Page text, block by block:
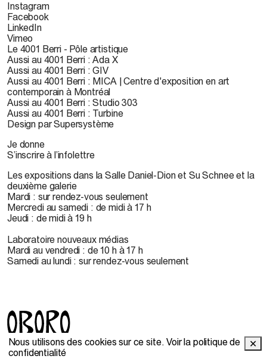
Instagram
Facebook
LinkedIn
Vimeo
Le 4001 Berri - Pôle artistique
Aussi au 4001 Berri : Ada X
Aussi au 4001 Berri : GIV
Aussi au 4001 Berri : MICA | Centre d'exposition en art
contemporain à Montréal
Aussi au 4001 Berri : Studio 303
Aussi au 4001 Berri : Turbine
Design par Supersystème
Je donne
S’inscrire à l’infolettre
Les expositions dans la Salle Daniel-Dion et Su Schnee et la
deuxième galerie
Mardi : sur rendez-vous seulement
Mercredi au samedi : de midi à 17 h
Jeudi : de midi à 19 h
Laboratoire nouveaux médias
Mardi au vendredi : de 10 h à 17 h
Samedi au lundi : sur rendez-vous seulement
© 2022 OBORO. Il est interdit de reproduire, télécharger,
Nous utilisons des cookies sur ce site. Voir la politique de
confidentialité
✕